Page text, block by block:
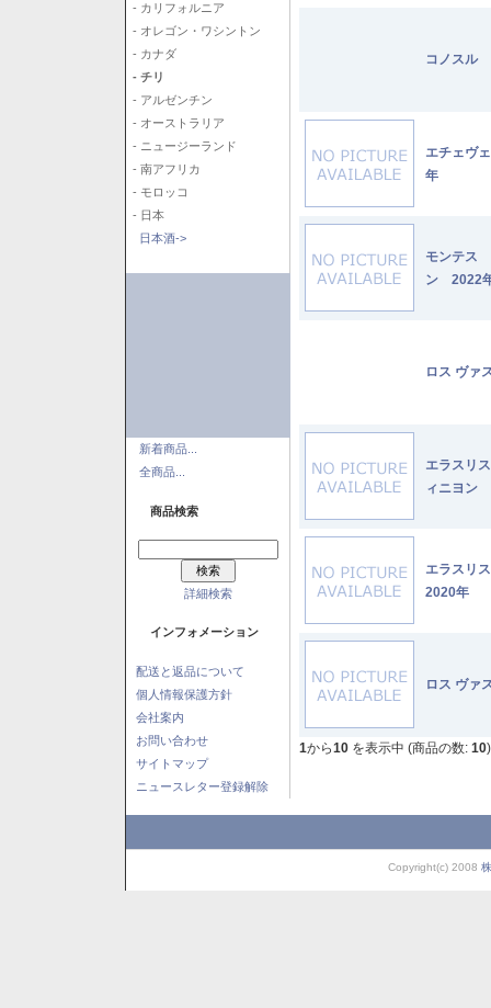
- カリフォルニア
- オレゴン・ワシントン
- カナダ
- チリ
- アルゼンチン
- オーストラリア
- ニュージーランド
- 南アフリカ
- モロッコ
- 日本
日本酒->
新着商品...
全商品...
商品検索
詳細検索
インフォメーション
配送と返品について
個人情報保護方針
会社案内
お問い合わせ
サイトマップ
ニュースレター登録解除
コノスル
エチェヴ
年
モンテス
ン 2022
ロス ヴァ
エラスリ
ィニヨン
エラスリ
2020年
ロス ヴァ
1から10 を表示中 (商品の数: 10)
Copyright(c) 2008